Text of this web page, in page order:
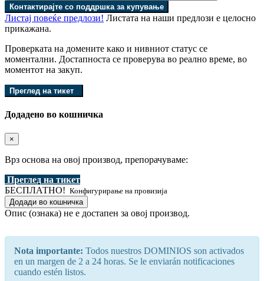
Контактирајте со поддршка за купување
Листај повеќе предлози! Листата на наши предлози е целосно
прикажана.
Проверката на домените како и нивниот статус се
моментални. Достапноста се проверува во реално време, во
моментот на закуп.
Додадено во кошничка
×
Врз основа на овој производ, препорачуваме:
Преглед на тикет
БЕСПЛАТНО! Конфигурирање на провизија
Додади во кошничка
Опис (ознака) не е достапен за овој производ.
Nota importante: Todos nuestros DOMINIOS son activados
en un margen de 2 a 24 horas. Se le enviarán notificaciones
cuando estén listos.